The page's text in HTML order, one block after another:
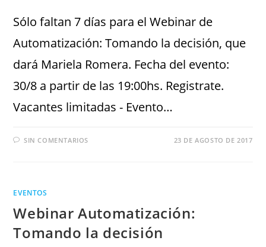
Sólo faltan 7 días para el Webinar de
Automatización: Tomando la decisión, que
dará Mariela Romera. Fecha del evento:
30/8 a partir de las 19:00hs. Registrate.
Vacantes limitadas - Evento…
SIN COMENTARIOS 23 DE AGOSTO DE 2017
EVENTOS
Webinar Automatización:
Tomando la decisión